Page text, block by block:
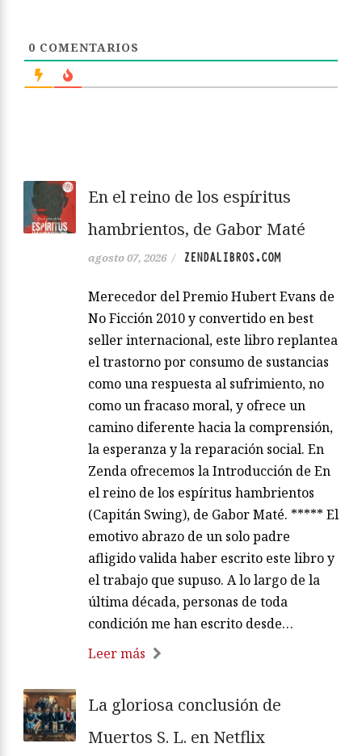
0 COMENTARIOS
En el reino de los espíritus
hambrientos, de Gabor Maté
agosto 07, 2026 / ZENDALIBROS.COM
Merecedor del Premio Hubert Evans de
No Ficción 2010 y convertido en best
seller internacional, este libro replantea
el trastorno por consumo de sustancias
como una respuesta al sufrimiento, no
como un fracaso moral, y ofrece un
camino diferente hacia la comprensión,
la esperanza y la reparación social. En
Zenda ofrecemos la Introducción de En
el reino de los espíritus hambrientos
(Capitán Swing), de Gabor Maté. ***** El
emotivo abrazo de un solo padre
afligido valida haber escrito este libro y
el trabajo que supuso. A lo largo de la
última década, personas de toda
condición me han escrito desde…
Leer más
La gloriosa conclusión de
Muertos S. L. en Netflix